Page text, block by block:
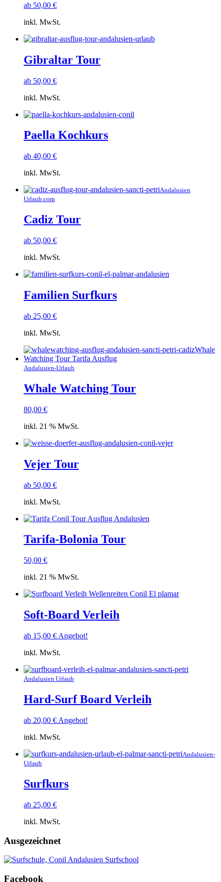
ab 50,00 €
inkl. MwSt.
Gibraltar Tour
ab 50,00 €
inkl. MwSt.
Paella Kochkurs
ab 40,00 €
inkl. MwSt.
Andalusien
Urlaub.com
Cadiz Tour
ab 50,00 €
inkl. MwSt.
Familien Surfkurs
ab 25,00 €
inkl. MwSt.
Andalusien-Urlaub
Whale Watching Tour
80,00 €
inkl. 21 % MwSt.
Vejer Tour
ab 50,00 €
inkl. MwSt.
Tarifa-Bolonia Tour
50,00 €
inkl. 21 % MwSt.
Soft-Board Verleih
ab 15,00 € Angebot!
inkl. MwSt.
Andalusien Urlaub
Hard-Surf Board Verleih
ab 20,00 € Angebot!
inkl. MwSt.
Andalusien-
Urlaub
Surfkurs
ab 25,00 €
inkl. MwSt.
Ausgezeichnet
Facebook